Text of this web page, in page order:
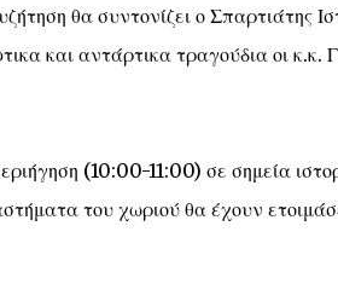
θα συντονίζει ο Σπαρτιάτης
και αντάρτικα τραγούδια οι κ.κ.
(10:00-11:00) σε σημεία
του χωριού θα έχουν